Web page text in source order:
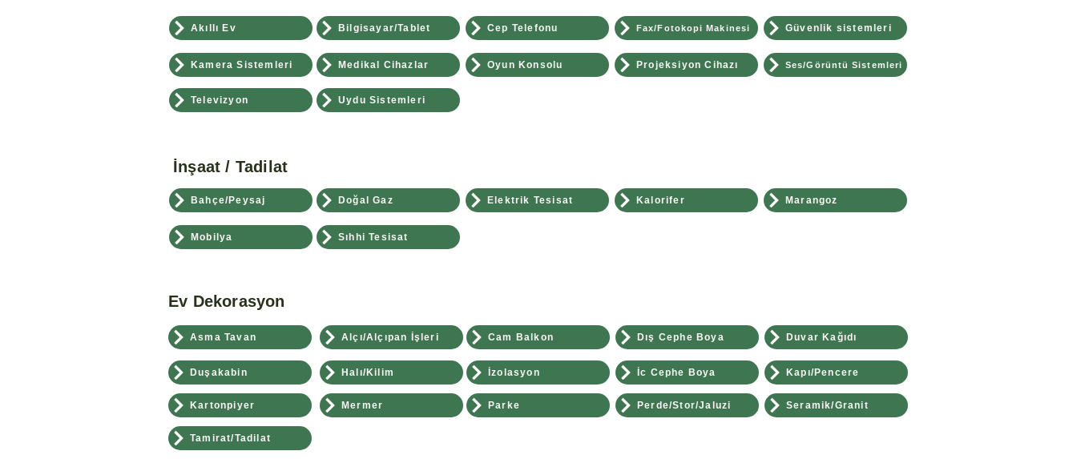
Akıllı Ev Bilgisayar/Tablet Cep Telefonu Fax/Fotokopi Makinesi Güvenlik sistemleri
Kamera Sistemleri Medikal Cihazlar Oyun Konsolu Projeksiyon Cihazı Ses/Görüntü Sistemleri
Televizyon Uydu Sistemleri
İnşaat / Tadilat
Bahçe/Peysaj Doğal Gaz Elektrik Tesisat Kalorifer Marangoz
Mobilya Sıhhi Tesisat
Ev Dekorasyon
Asma Tavan Alçı/Alçıpan İşleri Cam Balkon Dış Cephe Boya Duvar Kağıdı
Duşakabin Halı/Kilim İzolasyon İc Cephe Boya Kapı/Pencere
Kartonpiyer Mermer Parke Perde/Stor/Jaluzi Seramik/Granit
Tamirat/Tadilat